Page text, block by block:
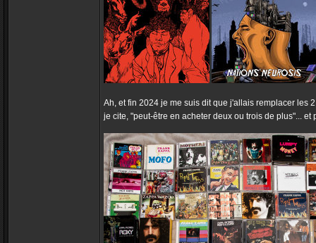
Ah, et fin 2024 je me suis dit que j'allais remplacer les
je cite, "peut-être en acheter deux ou trois de plus"...